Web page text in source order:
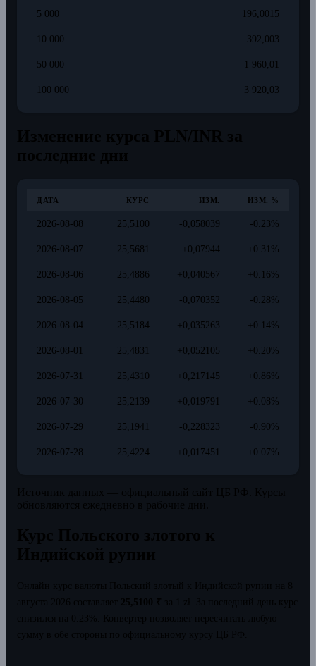
5 000 196,0015
10 000 392,003
50 000 1 960,01
100 000 3 920,03
ДАТА КУРС ИЗМ. ИЗМ. %
2026-08-08 25,5100 -0,058039 -0.23%
2026-08-07 25,5681 +0,07944 +0.31%
2026-08-06 25,4886 +0,040567 +0.16%
2026-08-05 25,4480 -0,070352 -0.28%
2026-08-04 25,5184 +0,035263 +0.14%
2026-08-01 25,4831 +0,052105 +0.20%
2026-07-31 25,4310 +0,217145 +0.86%
2026-07-30 25,2139 +0,019791 +0.08%
2026-07-29 25,1941 -0,228323 -0.90%
2026-07-28 25,4224 +0,017451 +0.07%